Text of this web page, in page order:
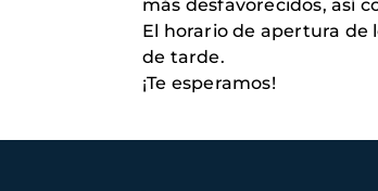
más desfavorecidos, así
El horario de apertura de
de tarde.
¡Te esperamos!